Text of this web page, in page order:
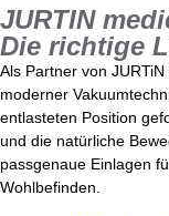
JURTIN
Die richtige
Als Partner von
moderner
entlasteten Position
und die natürliche
passgenaue Einlagen
Wohlbefinden.